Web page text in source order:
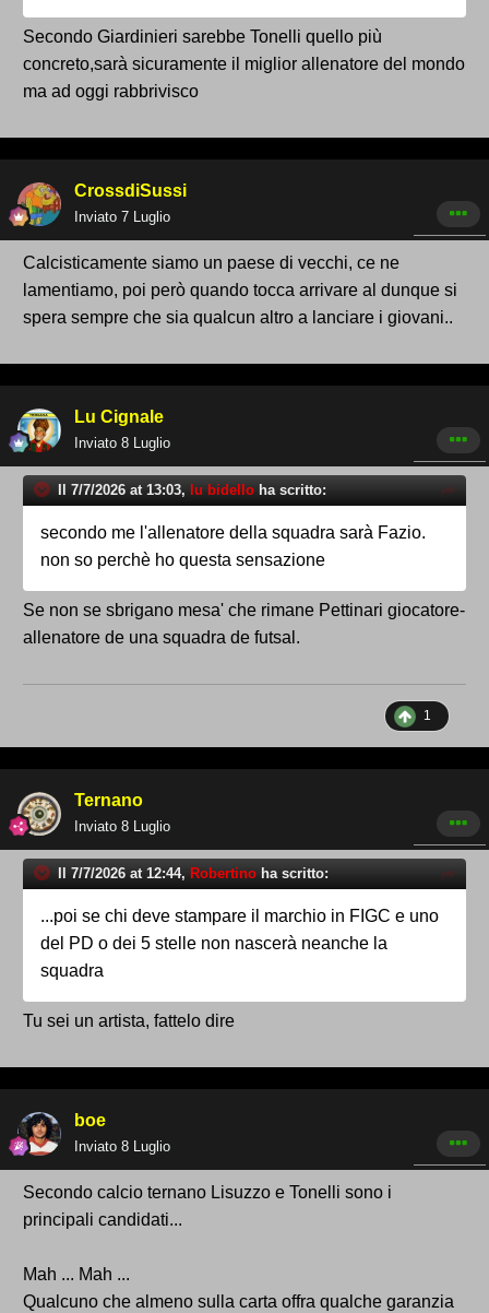
Secondo Giardinieri sarebbe Tonelli quello più
concreto,sarà sicuramente il miglior allenatore del mondo
ma ad oggi rabbrivisco
CrossdiSussi
Inviato 7 Luglio
Calcisticamente siamo un paese di vecchi, ce ne
lamentiamo, poi però quando tocca arrivare al dunque si
spera sempre che sia qualcun altro a lanciare i giovani..
Lu Cignale
Inviato 8 Luglio
Il 7/7/2026 at 13:03, lu bidello ha scritto:
secondo me l'allenatore della squadra sarà Fazio.
non so perchè ho questa sensazione
Se non se sbrigano mesa' che rimane Pettinari giocatore-
allenatore de una squadra de futsal.
1
Ternano
Inviato 8 Luglio
Il 7/7/2026 at 12:44, Robertino ha scritto:
...poi se chi deve stampare il marchio in FIGC e uno
del PD o dei 5 stelle non nascerà neanche la
squadra
Tu sei un artista, fattelo dire
boe
Inviato 8 Luglio
Secondo calcio ternano Lisuzzo e Tonelli sono i
principali candidati...
Mah ... Mah ...
Qualcuno che almeno sulla carta offra qualche garanzia